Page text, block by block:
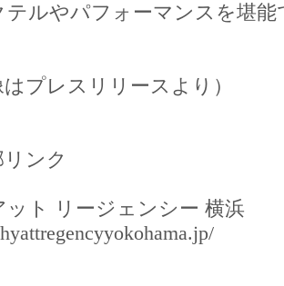
テルやパフォーマンスを堪能
はプレスリリースより）
ンク
ット リージェンシー 横浜